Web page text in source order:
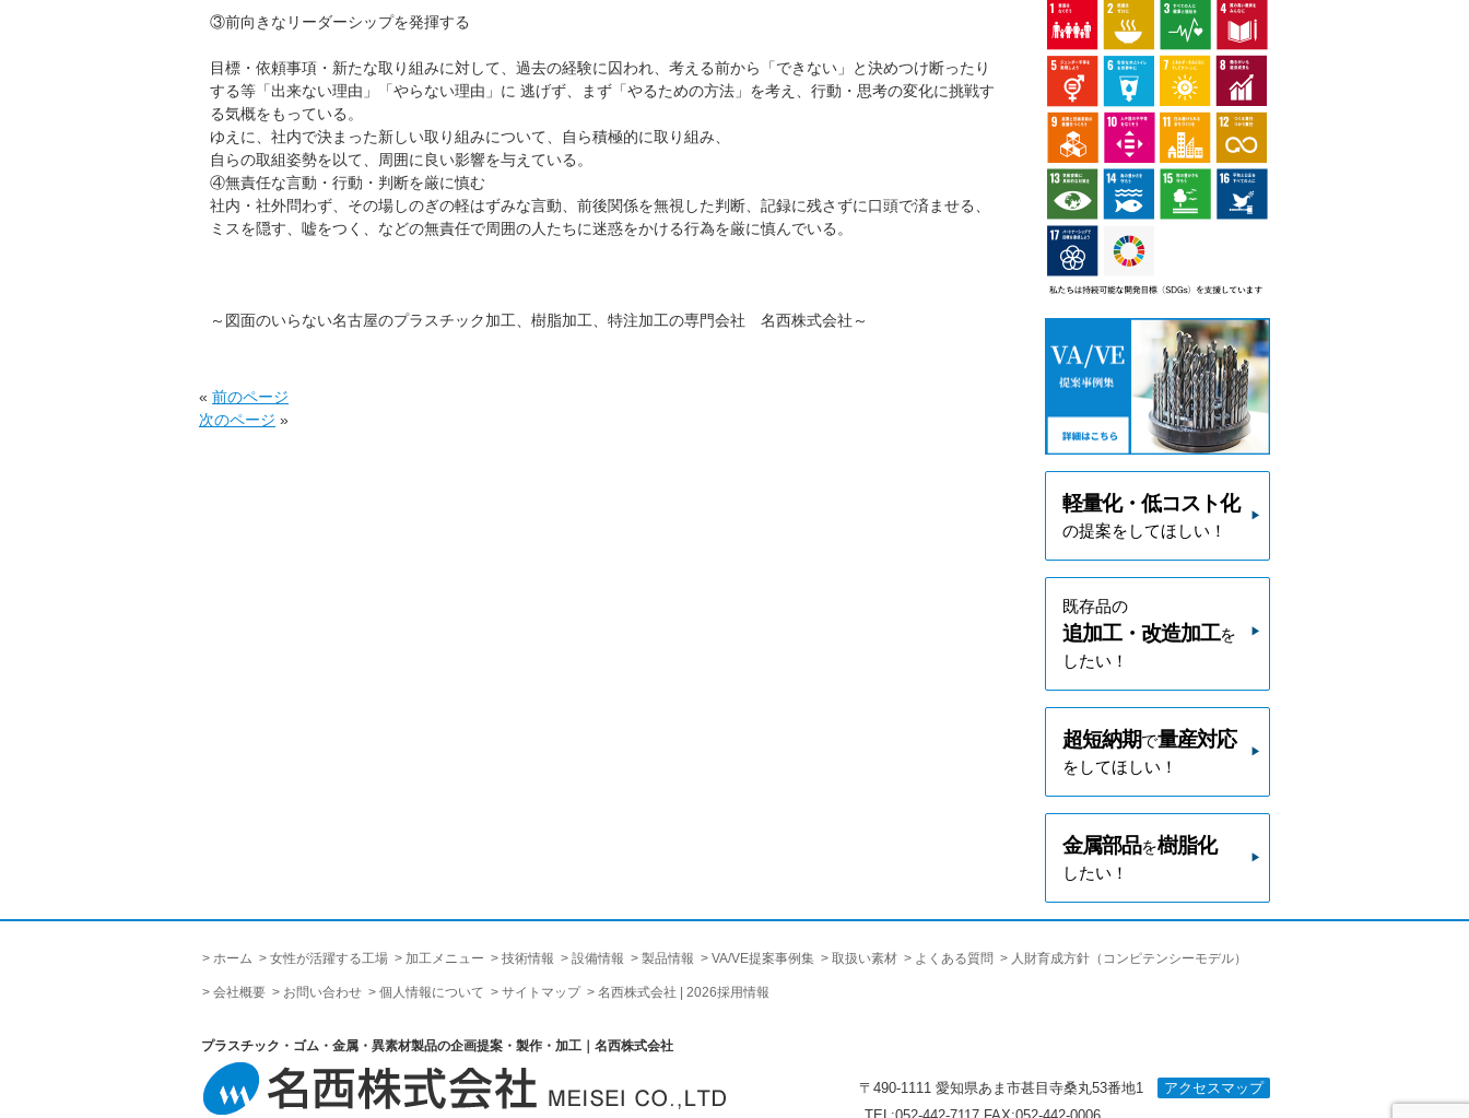
③前向きなリーダーシップを発揮する
目標・依頼事項・新たな取り組みに対して、過去の経験に囚われ、考える前から「できない」と決めつけ断ったり
する等「出来ない理由」「やらない理由」に 逃げず、まず「やるための方法」を考え、行動・思考の変化に挑戦す
る気概をもっている。
ゆえに、社内で決まった新しい取り組みについて、自ら積極的に取り組み、
自らの取組姿勢を以て、周囲に良い影響を与えている。
④無責任な言動・行動・判断を厳に慎む
社内・社外問わず、その場しのぎの軽はずみな言動、前後関係を無視した判断、記録に残さずに口頭で済ませる、
ミスを隠す、嘘をつく、などの無責任で周囲の人たちに迷惑をかける行為を厳に慎んでいる。
～図面のいらない名古屋のプラスチック加工、樹脂加工、特注加工の専門会社 名西株式会社～
« 前のページ
次のページ »
軽量化・低コスト化
の提案をしてほしい！
既存品の
追加工・改造加工を
したい！
超短納期で量産対応
をしてほしい！
金属部品を樹脂化
したい！
ホーム 女性が活躍する工場 加工メニュー 技術情報 設備情報 製品情報 VA/VE提案事例集 取扱い素材 よくある質問 人財育成方針（コンピテンシーモデル）
会社概要 お問い合わせ 個人情報について サイトマップ 名西株式会社 | 2026採用情報
プラスチック・ゴム・金属・異素材製品の企画提案・製作・加工｜名西株式会社
〒490-1111 愛知県あま市甚目寺桑丸53番地1
アクセスマップ
TEL:052-442-7117 FAX:052-442-0006